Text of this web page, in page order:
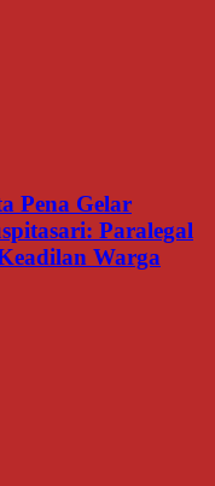
Pena Gelar
Paralegal
Warga